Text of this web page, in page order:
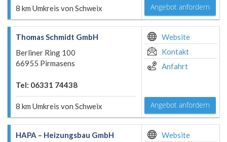
8 km Umkreis von Schweix Angebot anfordern
Thomas Schmidt GmbH
Berliner Ring 100
66955 Pirmasens
Tel: 06331 74438
8 km Umkreis von Schweix
Website
Kontakt
Anfahrt
Angebot anfordern
HAPA – Heizungsbau GmbH Website